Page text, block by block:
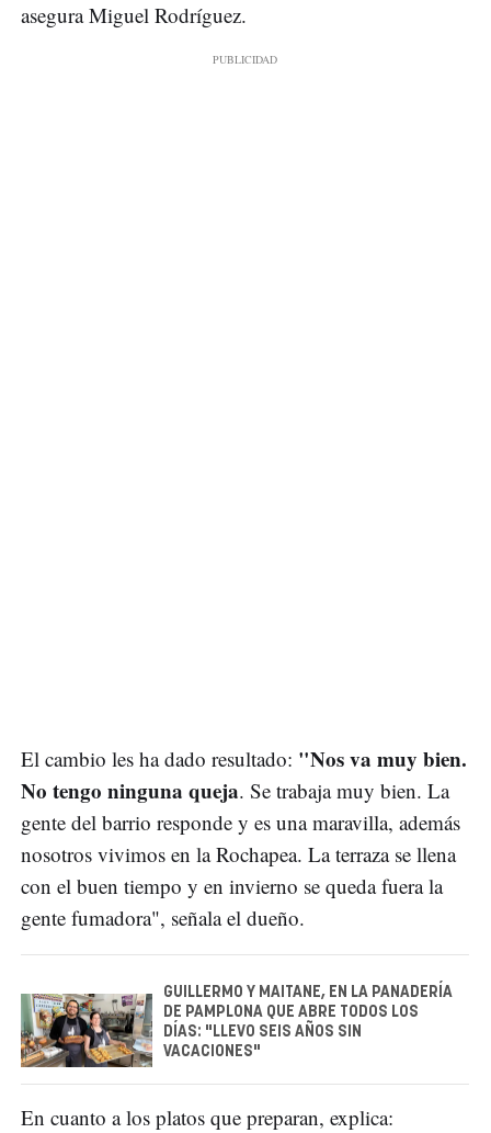
asegura Miguel Rodríguez.
El cambio les ha dado resultado: "Nos va muy bien.
No tengo ninguna queja. Se trabaja muy bien. La
gente del barrio responde y es una maravilla, además
nosotros vivimos en la Rochapea. La terraza se llena
con el buen tiempo y en invierno se queda fuera la
gente fumadora", señala el dueño.
GUILLERMO Y MAITANE, EN LA PANADERÍA
DE PAMPLONA QUE ABRE TODOS LOS
DÍAS: "LLEVO SEIS AÑOS SIN
VACACIONES"
En cuanto a los platos que preparan, explica: